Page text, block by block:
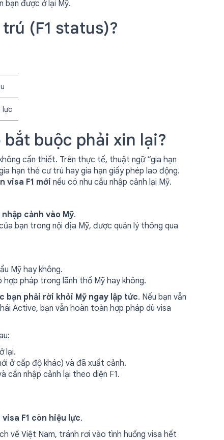
bạn được ở lại Mỹ.
(F1 status)?
lực
bắt buộc phải xin lại?
cần thiết. Trên thực tế, thuật ngữ “gia hạn
hạn thẻ cư trú hay gia hạn giấy phép lao động.
visa F1 mới nếu có nhu cầu nhập cảnh lại Mỹ.
nhập cảnh vào Mỹ.
bạn trong nội địa Mỹ, được quản lý thông qua
Mỹ hay không.
pháp trong lãnh thổ Mỹ hay không.
bạn phải rời khỏi Mỹ ngay lập tức. Nếu bạn vẫn
Active, bạn vẫn hoàn toàn hợp pháp dù visa
lại.
ở cấp độ khác) và đã xuất cảnh.
cần nhập cảnh lại theo diện F1.
visa F1 còn hiệu lực.
về Việt Nam, tránh rơi vào tình huống visa hết